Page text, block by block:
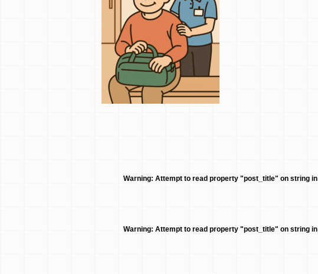
Warning: Attempt to read property "post_title" on string in
Warning: Attempt to read property "post_title" on string in